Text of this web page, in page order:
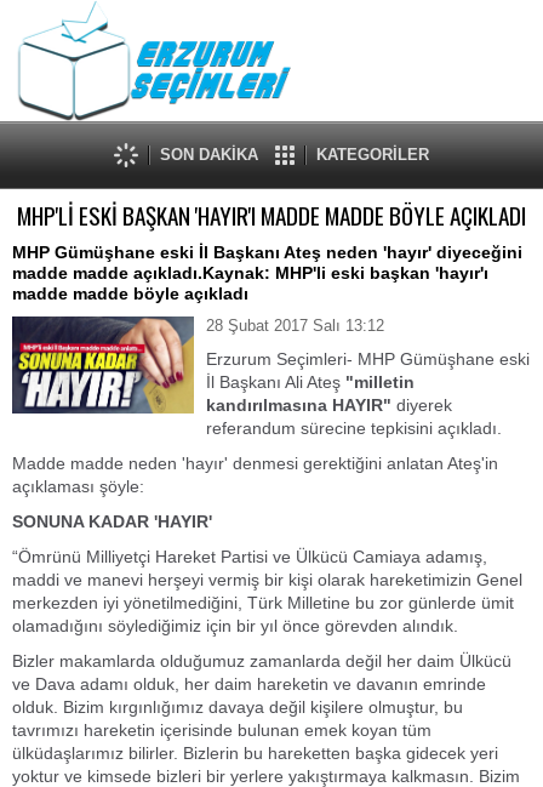
SON DAKİKA KATEGORİLER
MHP'Lİ ESKİ BAŞKAN 'HAYIR'I MADDE MADDE BÖYLE AÇIKLADI
MHP Gümüşhane eski İl Başkanı Ateş neden 'hayır' diyeceğini
madde madde açıkladı.Kaynak: MHP'li eski başkan 'hayır'ı
madde madde böyle açıkladı
28 Şubat 2017 Salı 13:12
Erzurum Seçimleri- MHP Gümüşhane eski
İl Başkanı Ali Ateş "milletin
kandırılmasına HAYIR" diyerek
referandum sürecine tepkisini açıkladı.
Madde madde neden 'hayır' denmesi gerektiğini anlatan Ateş'in
açıklaması şöyle:
SONUNA KADAR 'HAYIR'
“Ömrünü Milliyetçi Hareket Partisi ve Ülkücü Camiaya adamış,
maddi ve manevi herşeyi vermiş bir kişi olarak hareketimizin Genel
merkezden iyi yönetilmediğini, Türk Milletine bu zor günlerde ümit
olamadığını söylediğimiz için bir yıl önce görevden alındık.
Bizler makamlarda olduğumuz zamanlarda değil her daim Ülkücü
ve Dava adamı olduk, her daim hareketin ve davanın emrinde
olduk. Bizim kırgınlığımız davaya değil kişilere olmuştur, bu
tavrımızı hareketin içerisinde bulunan emek koyan tüm
ülküdaşlarımız bilirler. Bizlerin bu hareketten başka gidecek yeri
yoktur ve kimsede bizleri bir yerlere yakıştırmaya kalkmasın. Bizim